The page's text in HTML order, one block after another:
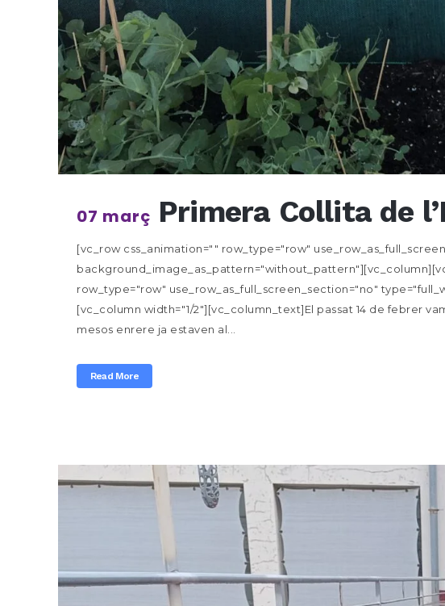
07 març Primera Collita de
[vc_row css_animation="" row_type="row"
row_type="row" use_row_as_full_screen_section="no"
[vc_column width="1/2"][vc_column_text]El passat 14 de febrer
mesos enrere ja estaven al...
Read More